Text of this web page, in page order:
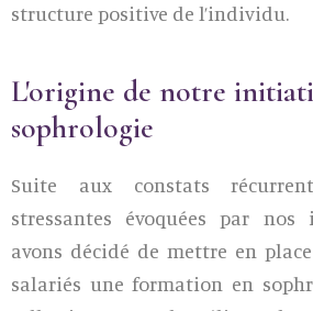
structure positive de l’individu.
L'origine de notre
sophrologie
Suite aux constats
stressantes évoquées par nos
avons décidé de mettre en
salariés une formation en